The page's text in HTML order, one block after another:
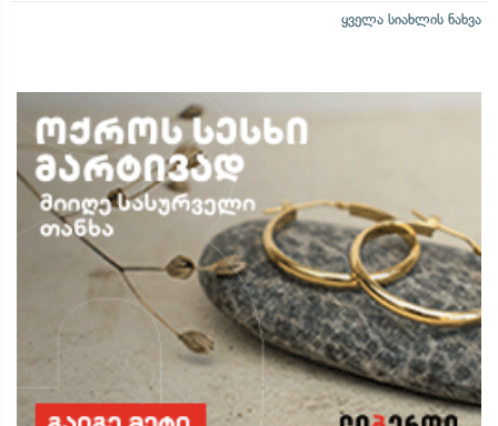
ყველა სიახლის ნახვა